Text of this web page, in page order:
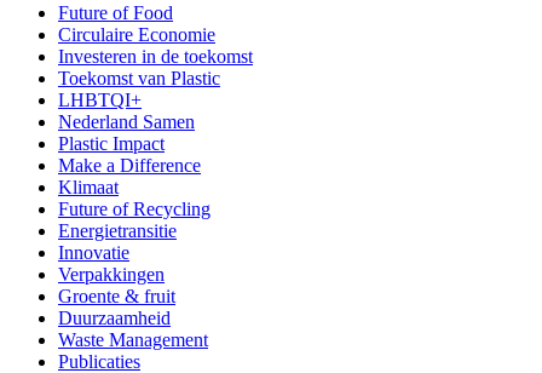
Future of Food
Circulaire Economie
Investeren in de toekomst
Toekomst van Plastic
LHBTQI+
Nederland Samen
Plastic Impact
Make a Difference
Klimaat
Future of Recycling
Energietransitie
Innovatie
Verpakkingen
Groente & fruit
Duurzaamheid
Waste Management
Publicaties